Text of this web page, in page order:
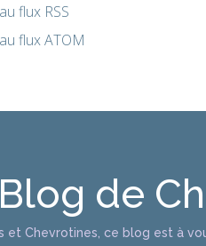
flux RSS
flux ATOM
de
et Chevrotines, ce blog est à